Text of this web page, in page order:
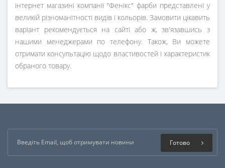
інтернет магазині компанії "Фенікс" фарби представлені у
великій різноманітності видів і кольорів. Замовити цікавить
варіант рекомендується на сайті або ж, зв'язавшись з
нашими менеджерами по телефону. Також, Ви можете
отримати консультацію щодо властивостей і характеристик
обраного товару.
Готово